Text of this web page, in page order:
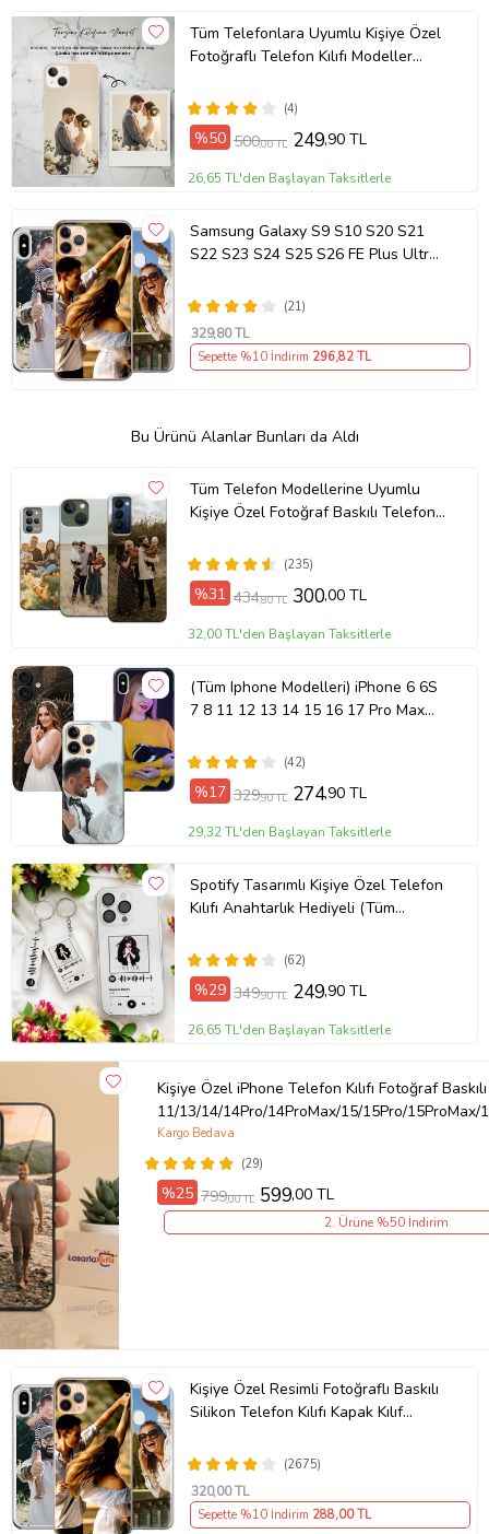
Tüm Telefonlara Uyumlu Kişiye Özel
Fotoğraflı Telefon Kılıfı Modeller
(4)
%50 500,00 TL 249,90 TL
26,65 TL'den Başlayan Taksitlerle
Samsung Galaxy S9 S10 S20 S21
S22 S23 S24 S25 S26 FE Plus Ultra
Silikon
(21)
329,80 TL
Sepette %10 İndirim 296,82 TL
Bu Ürünü Alanlar Bunları da Aldı
Tüm Telefon Modellerine Uyumlu
Kişiye Özel Fotoğraf Baskılı Telefon
(235)
%31 434,80 TL 300,00 TL
32,00 TL'den Başlayan Taksitlerle
(Tüm Iphone Modelleri) iPhone 6 6S
7 8 11 12 13 14 15 16 17 Pro Max
Fotoğraflı Kılıf(42)
%17 329,90 TL 274,90 TL
29,32 TL'den Başlayan Taksitlerle
Spotify Tasarımlı Kişiye Özel Telefon
Kılıfı Anahtarlık Hediyeli (Tüm
(62)
%29 349,90 TL 249,90 TL
26,65 TL'den Başlayan Taksitlerle
Kişiye Özel iPhone Telefon Kılıfı Fotoğraf Baskılı
11/13/14/14Pro/14ProMax/15/15Pro/
(29)
Kargo Bedava
%25 799,00 TL 599,00 TL
2. Ürüne %50 İndirim
Kişiye Özel Resimli Fotoğraflı Baskılı
Silikon Telefon Kılıfı Kapak Kılıf
(2675)
320,00 TL
Sepette %10 İndirim 288,00 TL